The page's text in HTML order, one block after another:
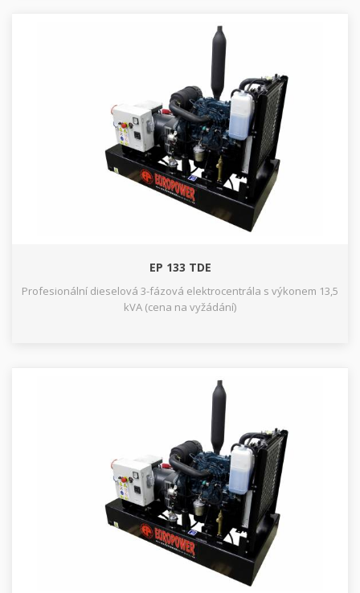
EP 133 TDE
Profesionální dieselová 3-fázová elektrocentrála s výkonem 13,5
kVA (cena na vyžádání)